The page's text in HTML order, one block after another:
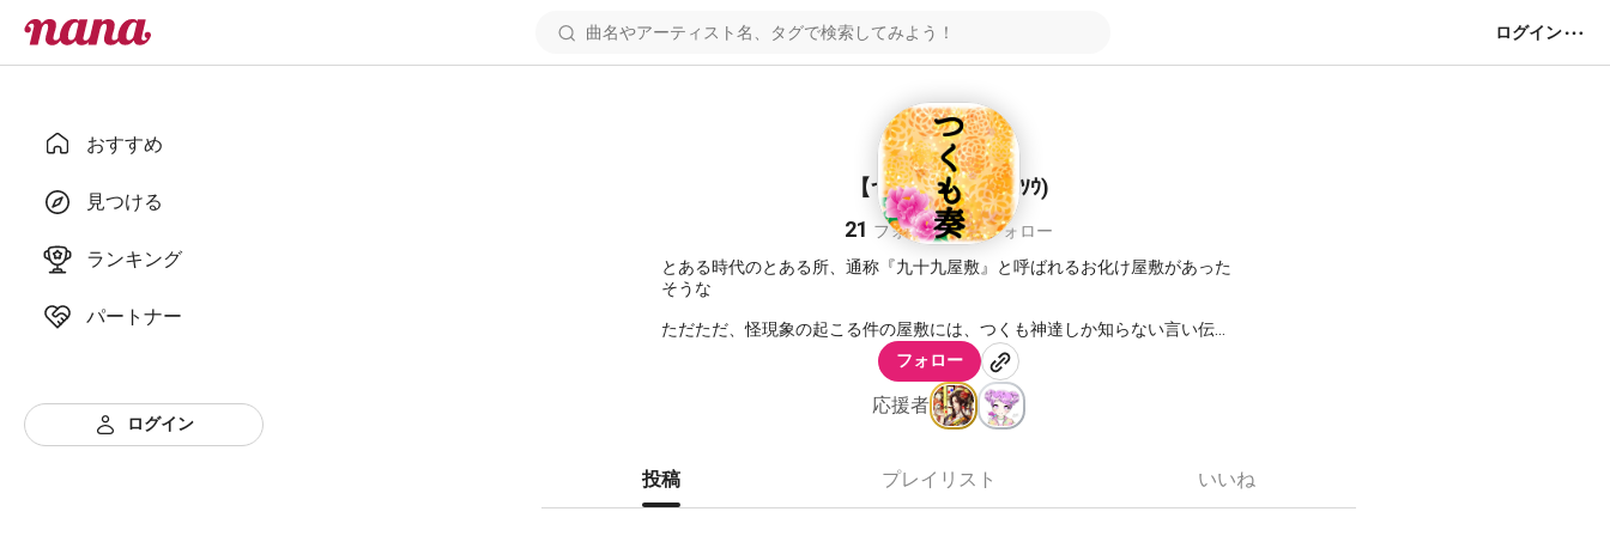
ログイン
おすすめ
見つける
ランキング
パートナー
ログイン
【つくも奏】(ﾂｸﾓｿｳ)
21 フォロワー14 フォロー
とある時代のとある所、通称『九十九屋敷』と呼ばれるお化け屋敷があった
そうな
ただただ、怪現象の起こる件の屋敷には、つくも神達しか知らない言い伝え
『九十九屋敷には、つくも神の願いを叶えるモノが眠っている』
誰が言い出したか分からない曖昧な言い伝え
真偽も不明なこの言い伝えは
さざ波のように静かに各地へ広がり
フォロー
応援者
投稿 プレイリスト いいね